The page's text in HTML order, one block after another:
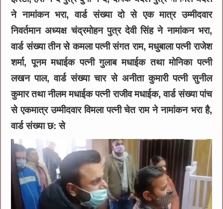
ने नामांकन भरा, वार्ड संख्या दो से एक मात्र उम्मीदवार
निवर्तमान अध्यक्ष चंद्रमोहन पुत्र देवी सिंह ने नामांकन भरा,
वार्ड संख्या तीन से कमला पत्नी संगत राम, मधुबाला पत्नी राजेश
शर्मा, पूनम मधाईक पत्नी गुलाब मधाईक तथा मोनिका पत्नी
लखन पाल, वार्ड संख्या चार से अनीता कुमारी पत्नी सुनील
कुमार तथा नीलम मधाईक पत्नी राजीव मधाईक, वार्ड संख्या पांच
से एकमात्र उम्मीदवार विमला पत्नी चेत राम ने नामांकन भरा है,
वार्ड संख्या छ: से